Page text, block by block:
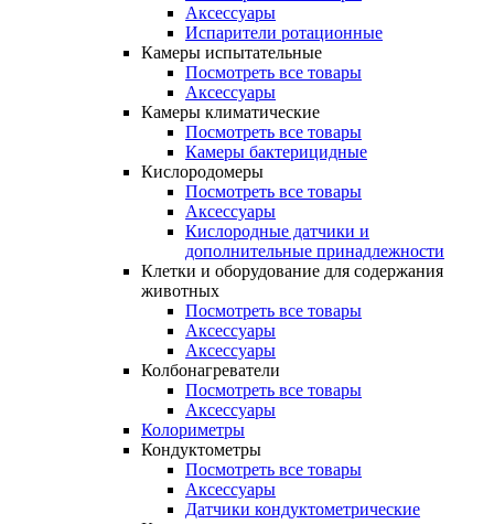
Аксессуары
Испарители ротационные
Камеры испытательные
Посмотреть все товары
Аксессуары
Камеры климатические
Посмотреть все товары
Камеры бактерицидные
Кислородомеры
Посмотреть все товары
Аксессуары
Кислородные датчики и
дополнительные принадлежности
Клетки и оборудование для содержания
животных
Посмотреть все товары
Аксессуары
Аксессуары
Колбонагреватели
Посмотреть все товары
Аксессуары
Колориметры
Кондуктометры
Посмотреть все товары
Аксессуары
Датчики кондуктометрические